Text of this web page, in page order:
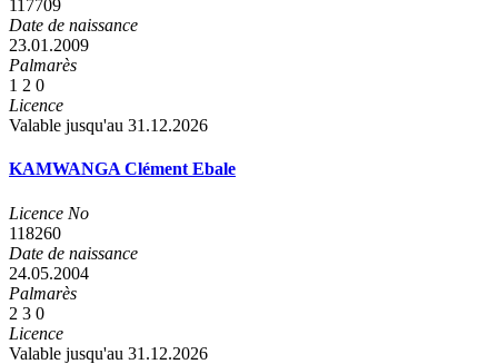
117709
Date de naissance
23.01.2009
Palmarès
1 2 0
Licence
Valable jusqu'au 31.12.2026
KAMWANGA Clément Ebale
Licence No
118260
Date de naissance
24.05.2004
Palmarès
2 3 0
Licence
Valable jusqu'au 31.12.2026